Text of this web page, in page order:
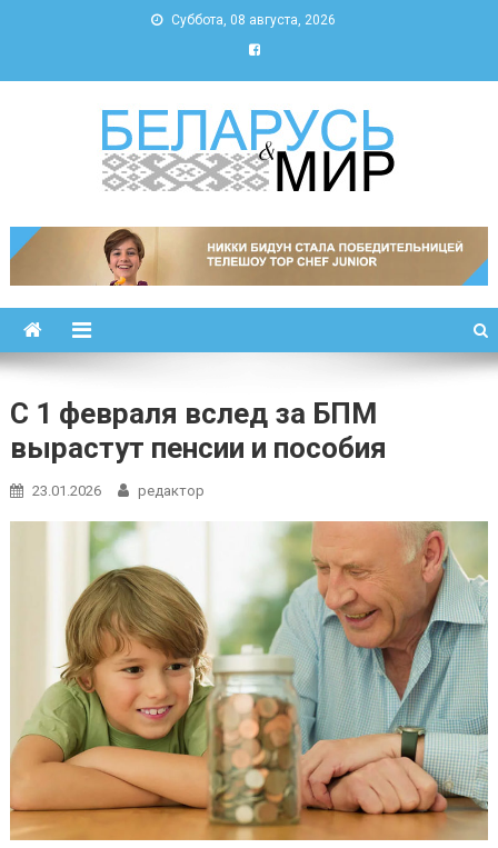
Суббота, 08 августа, 2026
Беларусь и мир
С 1 февраля вслед за БПМ
вырастут пенсии и пособия
23.01.2026 редактор